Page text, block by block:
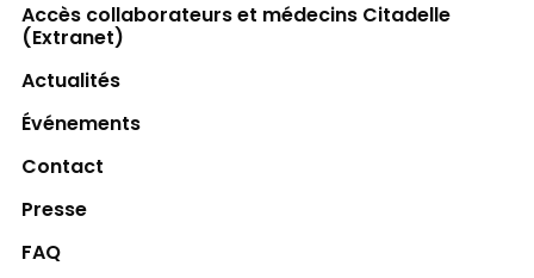
Accès collaborateurs et médecins Citadelle
(Extranet)
Actualités
Événements
Contact
Presse
FAQ